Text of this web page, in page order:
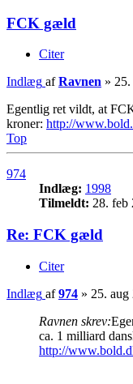
FCK gæld
Citer
Indlæg afRavnen »
Egentlig ret vildt, at
kroner: http://
Top
974
Indlæg: 1998
Tilmeldt: 28. feb
Re: FCK gæld
Citer
Indlæg af974 » 25. aug
Ravnen skrev:
ca. 1 milliard
http://